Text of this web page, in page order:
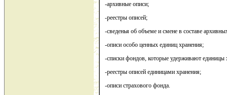
-архивные описи;
-реестры описей;
-сведенья об объеме и смене в составе
-описи особо ценных единиц хранения;
-списки фондов, которые удерживают единицы
-реестры описей единицами хранения;
-описи страхового фонда.